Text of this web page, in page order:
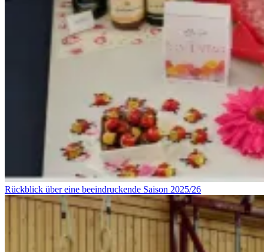
Rückblick über eine beeindruckende Saison 2025/26